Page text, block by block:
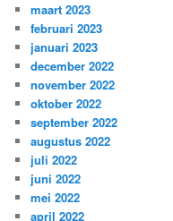
maart 2023
februari 2023
januari 2023
december 2022
november 2022
oktober 2022
september 2022
augustus 2022
juli 2022
juni 2022
mei 2022
april 2022